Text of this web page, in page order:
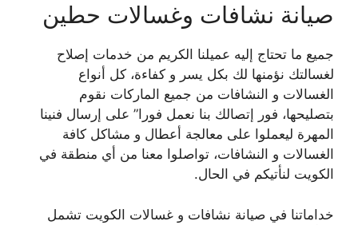
صيانة نشافات وغسالات حطين
جميع ما تحتاج إليه عميلنا الكريم من خدمات إصلاح
لغسالتك نؤمنها لك بكل يسر و كفاءة، كل أنواع
الغسالات و النشافات من جميع الماركات نقوم
بتصليحها، فور إتصالك بنا نعمل فورا” على إرسال فنينا
المهرة ليعملوا على معالجة أعطال و مشاكل كافة
الغسالات و النشافات، تواصلوا معنا من أي منطقة في
الكويت لنأتيكم في الحال.
خداماتنا في صيانة نشافات و غسالات الكويت تشمل